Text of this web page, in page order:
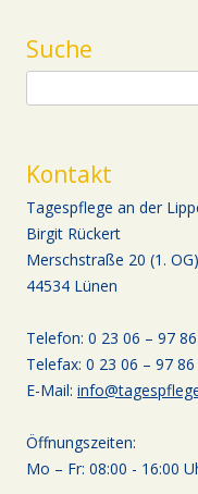
Suche
Kontakt
Tagespflege an der
Birgit Rückert
Merschstraße 20 (1. OG)
44534 Lünen
Telefon: 0 23 06 – 97 86
Telefax: 0 23 06 – 97
E-Mail:
Öffnungszeiten:
Mo – Fr: 08:00 - 16:00